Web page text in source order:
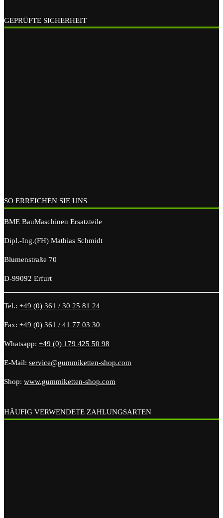
GEPRÜFTE SICHERHEIT
SO ERREICHEN SIE UNS
BME BauMaschinen Ersatzteile
Dipl.-Ing.(FH) Mathias Schmidt
Blumenstraße 70
D-99092 Erfurt
Tel.: +49 (0) 361 / 30 25 81 24
Fax: +49 (0) 361 / 41 77 03 30
Whatsapp: +49 (0) 179 425 50 98
E-Mail: service@gummiketten-shop.com
Shop: www.gummiketten-shop.com
HÄUFIG VERWENDETE ZAHLUNGSARTEN